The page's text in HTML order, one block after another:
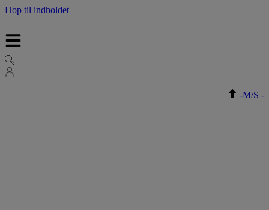
Hop til indholdet
-M/S -